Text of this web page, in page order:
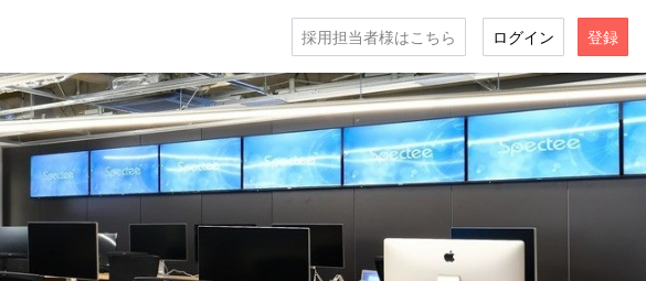
採用担当者様はこちら ログイン 登録